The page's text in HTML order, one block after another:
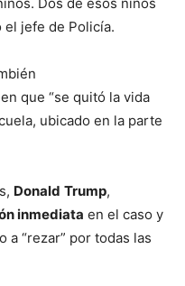
el jefe de Policía.
que “se quitó la vida
ubicado en la parte
Donald Trump,
inmediata en el caso y
a “rezar” por todas las